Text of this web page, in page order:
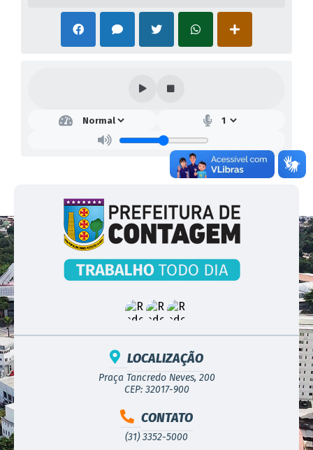
LOCALIZAÇÃO
Praça Tancredo Neves, 200
CEP: 32017-900
CONTATO
(31) 3352-5000